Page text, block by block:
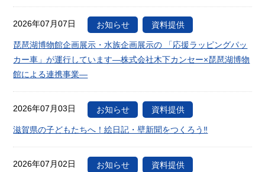
2026年07月07日 お知らせ 資料提供
琵琶湖博物館企画展示・水族企画展示の 「応援ラッピングパッ
カー車」が運行しています―株式会社木下カンセー×琵琶湖博物
館による連携事業―
2026年07月03日 お知らせ 資料提供
滋賀県の子どもたちへ！絵日記・壁新聞をつくろう‼
2026年07月02日 お知らせ 資料提供